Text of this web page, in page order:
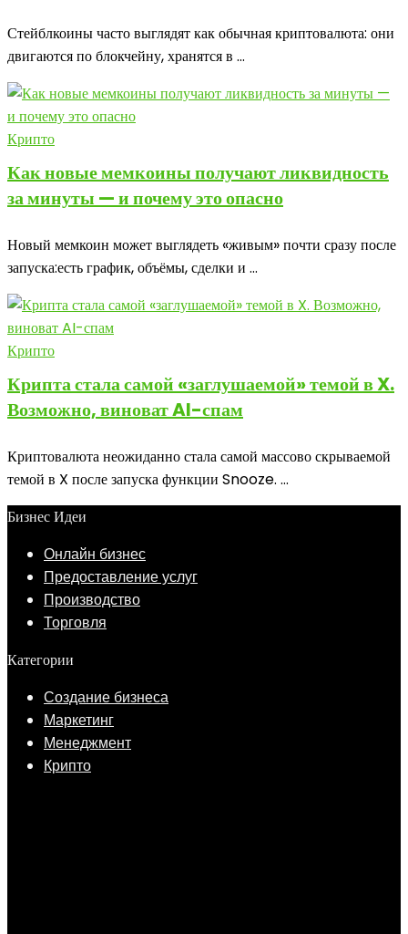
Стейблкоины часто выглядят как обычная криптовалюта: они
двигаются по блокчейну, хранятся в ...
Крипто
Как новые мемкоины получают ликвидность
за минуты — и почему это опасно
Новый мемкоин может выглядеть «живым» почти сразу после
запуска:есть график, объёмы, сделки и ...
Крипто
Крипта стала самой «заглушаемой» темой в X.
Возможно, виноват AI-спам
Криптовалюта неожиданно стала самой массово скрываемой
темой в X после запуска функции Snooze. ...
Бизнес Идеи
Онлайн бизнес
Предоставление услуг
Производство
Торговля
Категории
Создание бизнеса
Маркетинг
Менеджмент
Крипто